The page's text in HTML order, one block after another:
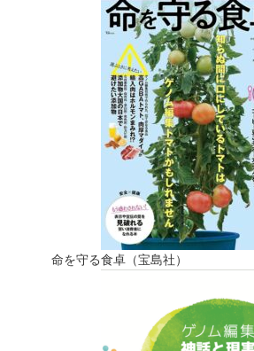
命を守る食卓（宝島社）